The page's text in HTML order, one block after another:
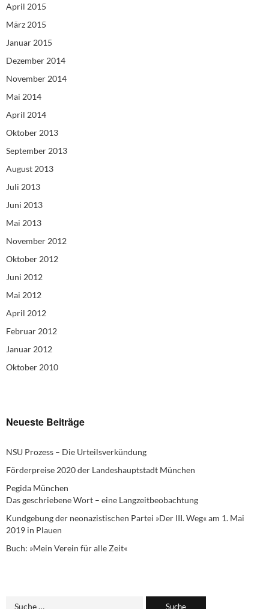
April 2015
März 2015
Januar 2015
Dezember 2014
November 2014
Mai 2014
April 2014
Oktober 2013
September 2013
August 2013
Juli 2013
Juni 2013
Mai 2013
November 2012
Oktober 2012
Juni 2012
Mai 2012
April 2012
Februar 2012
Januar 2012
Oktober 2010
Neueste Beiträge
NSU Prozess – Die Urteilsverkündung
Förderpreise 2020 der Landeshauptstadt München
Pegida München
Das geschriebene Wort – eine Langzeitbeobachtung
Kundgebung der neonazistischen Partei »Der III. Weg« am 1. Mai
2019 in Plauen
Buch: »Mein Verein für alle Zeit«